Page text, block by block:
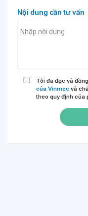
Nội dung cần tư vấn
Tôi đã đọc và
của Vinmec và
theo quy định của